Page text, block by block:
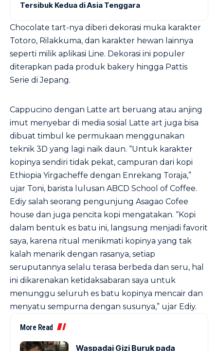
Tersibuk Kedua di Asia Tenggara
Chocolate tart-nya diberi dekorasi muka karakter
Totoro, Rilakkuma, dan karakter hewan lainnya
seperti milik aplikasi Line. Dekorasi ini populer
diterapkan pada produk bakery hingga Pattis
Serie di Jepang.
Cappucino dengan Latte art beruang atau anjing
imut menyebar di media sosial Latte art juga bisa
dibuat timbul ke permukaan menggunakan
teknik 3D yang lagi naik daun. “Untuk karakter
kopinya sendiri tidak pekat, campuran dari kopi
Ethiopia Yirgacheffe dengan Enrekang Toraja,”
ujar Toni, barista lulusan ABCD School of Coffee.
Ediy salah seorang pengunjung Asagao Cofee
house dan juga pencita kopi mengatakan. “Kopi
dalam bentuk es batu ini, langsung menjadi favorit
saya, karena ritual menikmati kopinya yang tak
kalah menarik dengan rasanya, setiap
seruputannya selalu terasa berbeda dan seru, hal
ini dikarenakan ketidaksabaran saya untuk
menunggu seluruh es batu kopinya mencair dan
menyatu sempurna dengan susunya,” ujar Ediy.
More Read
Waspadai Gizi Buruk pada